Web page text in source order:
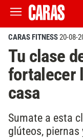
CARAS FITNESS20-08-
Tu clase
fortalecer
casa
Sumate a esta
glúteos,